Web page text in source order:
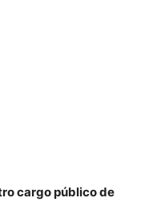
cargo público de